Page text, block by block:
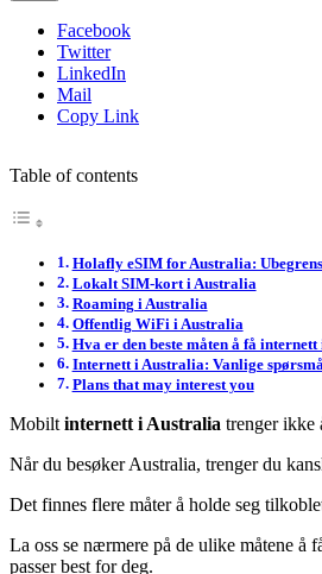
Facebook
Twitter
LinkedIn
Mail
Copy Link
Table of contents
Holafly eSIM for Australia:
Lokalt SIM-kort i Australia
Roaming i Australia
Offentlig WiFi i Australia
Hva er den beste måten å få
Internett i Australia: Vanlige
Plans that may interest you
Mobiltinternett i Australia trenger ikke
Når du besøker Australia, trenger du
Det finnes flere måter å holde seg
La oss se nærmere på de ulike måtene å
passer best for deg.